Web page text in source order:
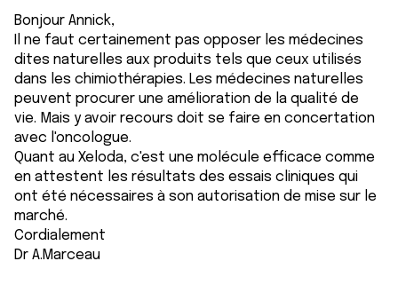
Bonjour Annick,
Il ne faut certainement pas opposer les médecines
dites naturelles aux produits tels que ceux utilisés
dans les chimiothérapies. Les médecines naturelles
peuvent procurer une amélioration de la qualité de
vie. Mais y avoir recours doit se faire en concertation
avec l'oncologue.
Quant au Xeloda, c'est une molécule efficace comme
en attestent les résultats des essais cliniques qui
ont été nécessaires à son autorisation de mise sur le
marché.
Cordialement
Dr A.Marceau